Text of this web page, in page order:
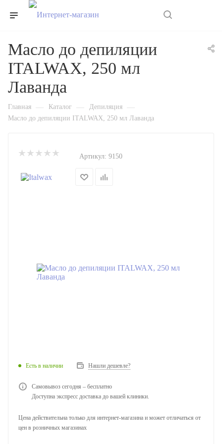
Масло до депиляции
ITALWAX, 250 мл
Лаванда
Главная — Каталог — Депиляция —
Масло до депиляции ITALWAX, 250 мл Лаванда
Артикул: 9150
Есть в наличии Нашли дешевле?
Самовывоз сегодня – бесплатно
Доступна экспресс доставка до вашей клиники.
Цена действительна только для интернет-магазина и может отличаться от
цен в розничных магазинах